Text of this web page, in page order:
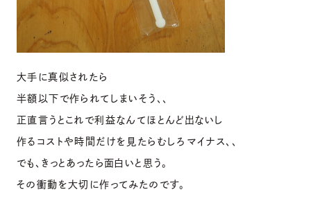
大手に真似されたら
半額以下で作られてしまいそう、、
正直言うとこれで利益なんてほとんど出ないし
作るコストや時間だけを見たらむしろマイナス、、
でも、きっとあったら面白いと思う。
その衝動を大切に作ってみたのです。